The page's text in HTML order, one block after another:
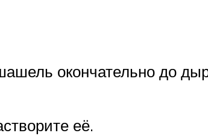
окончательно до
её.